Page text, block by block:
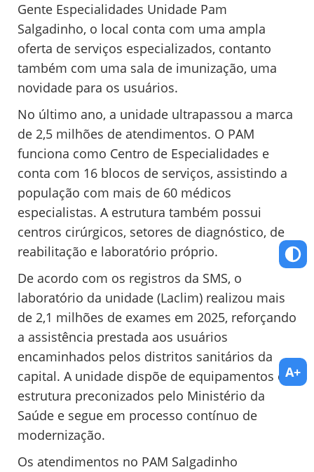
Gente Especialidades Unidade Pam
Salgadinho, o local conta com uma ampla
oferta de serviços especializados, contanto
também com uma sala de imunização, uma
novidade para os usuários.
No último ano, a unidade ultrapassou a marca
de 2,5 milhões de atendimentos. O PAM
funciona como Centro de Especialidades e
conta com 16 blocos de serviços, assistindo a
população com mais de 60 médicos
especialistas. A estrutura também possui
centros cirúrgicos, setores de diagnóstico, de
reabilitação e laboratório próprio.
De acordo com os registros da SMS, o
laboratório da unidade (Laclim) realizou mais
de 2,1 milhões de exames em 2025, reforçando
a assistência prestada aos usuários
encaminhados pelos distritos sanitários da
capital. A unidade dispõe de equipamentos e
estrutura preconizados pelo Ministério da
Saúde e segue em processo contínuo de
modernização.
Os atendimentos no PAM Salgadinho
A+